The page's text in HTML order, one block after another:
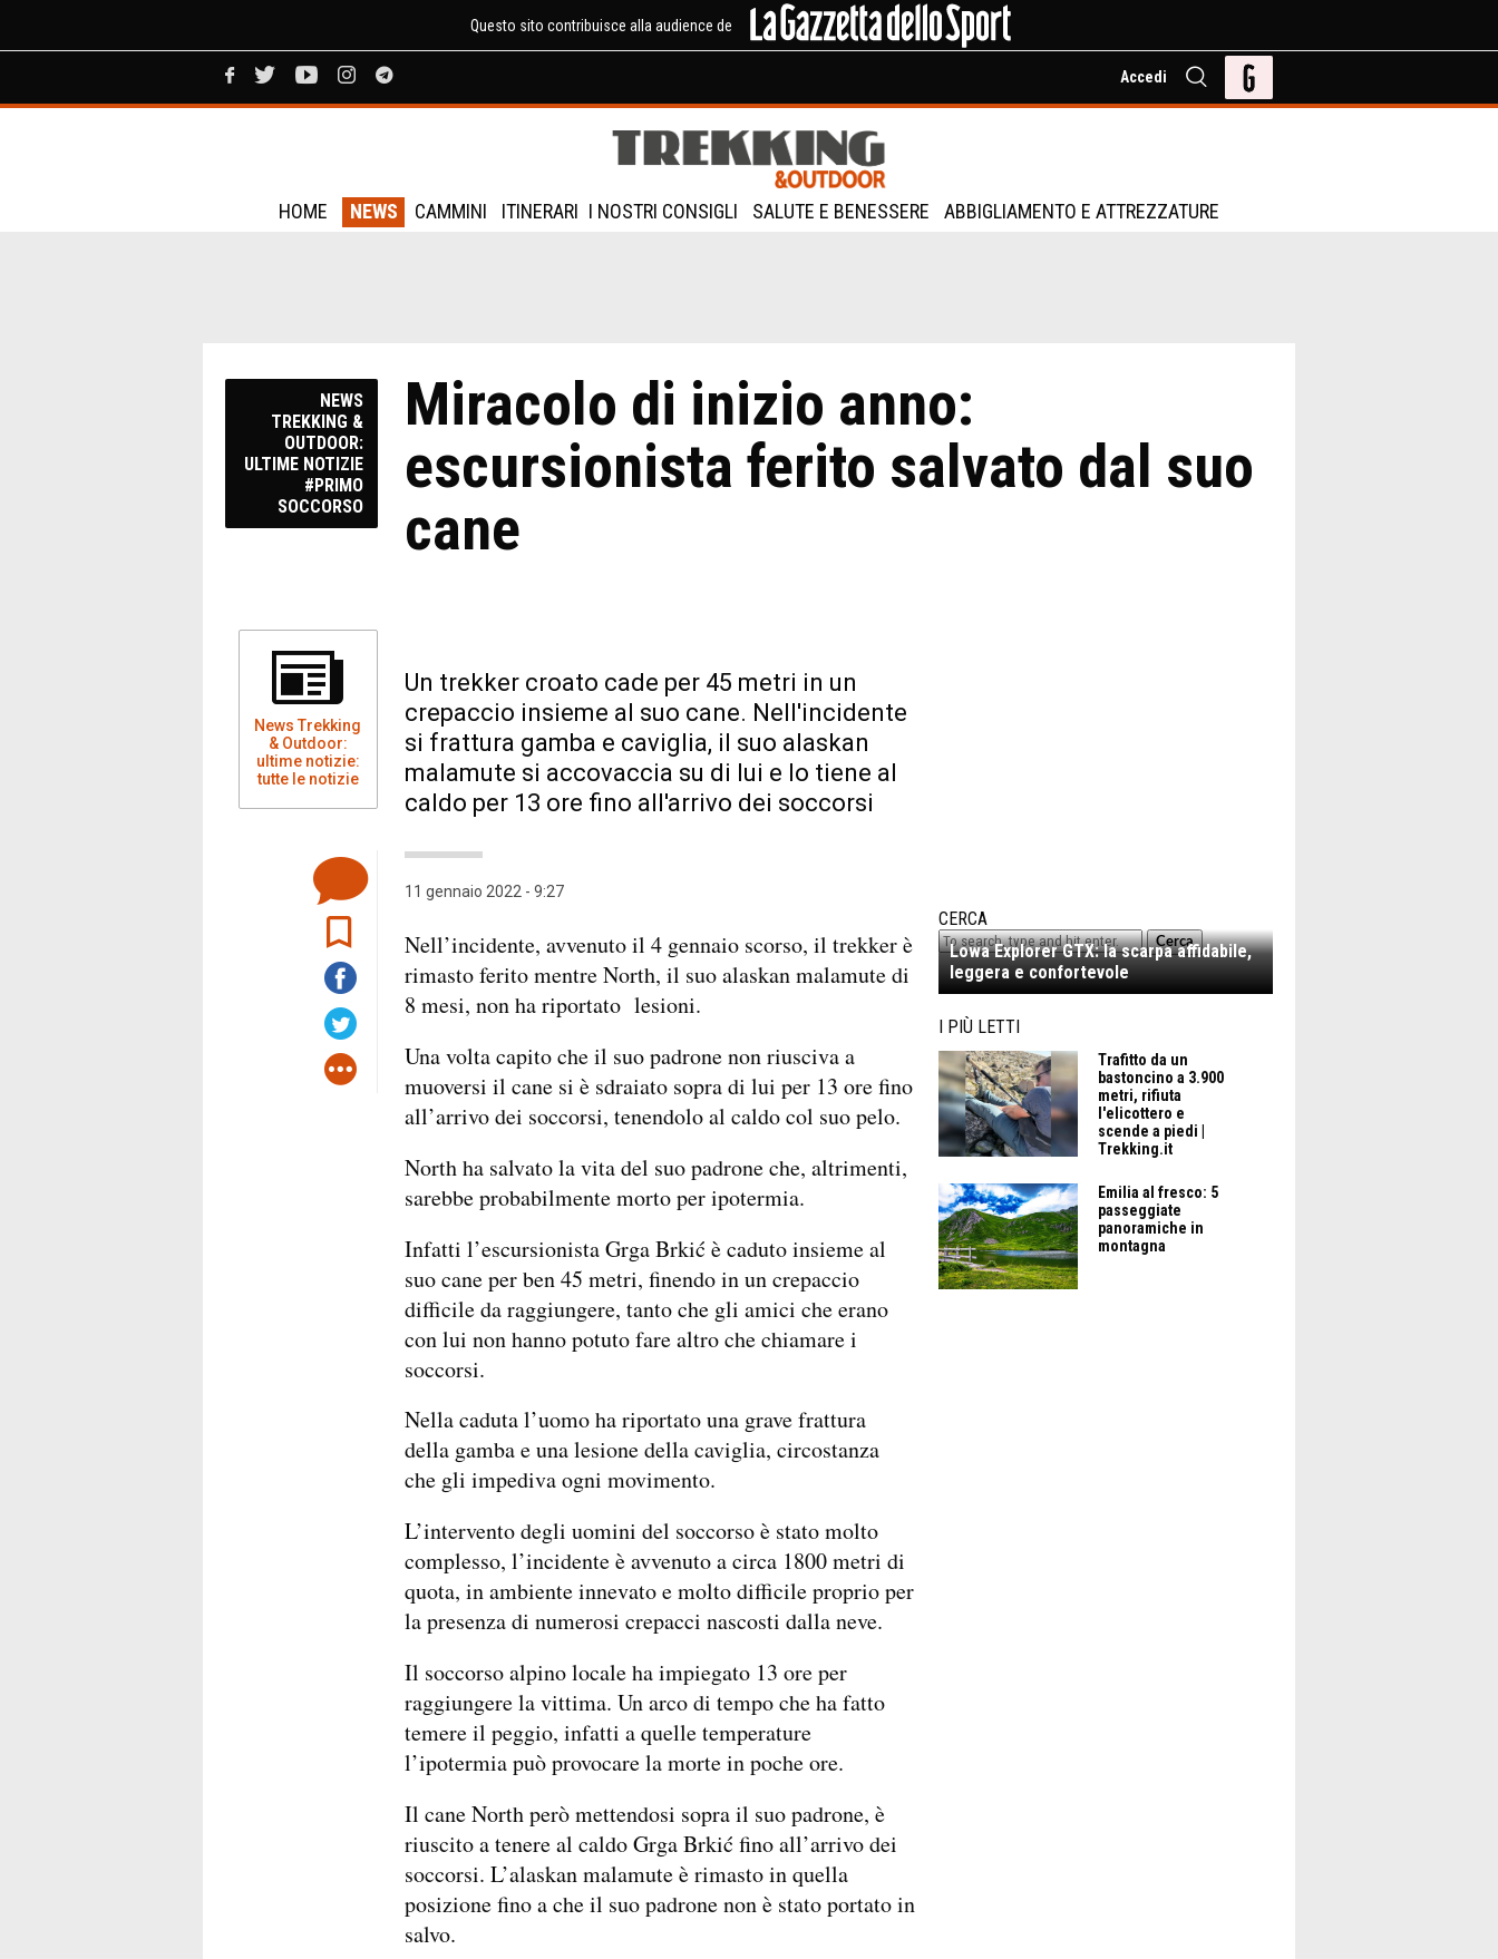
Questo sito contribuisce alla audience de
Accedi
HOME NEWS CAMMINI ITINERARI I NOSTRI CONSIGLI SALUTE E BENESSERE ABBIGLIAMENTO E ATTREZZATURE
NEWS
TREKKING &
OUTDOOR:
ULTIME NOTIZIE
#PRIMO
SOCCORSO
Miracolo di inizio anno:
escursionista ferito salvato dal suo
cane
News Trekking
& Outdoor:
ultime notizie:
tutte le notizie
Un trekker croato cade per 45 metri in un
crepaccio insieme al suo cane. Nell'incidente
si frattura gamba e caviglia, il suo alaskan
malamute si accovaccia su di lui e lo tiene al
caldo per 13 ore fino all'arrivo dei soccorsi
11 gennaio 2022 - 9:27
Nell’incidente, avvenuto il 4 gennaio scorso, il trekker è
rimasto ferito mentre North, il suo alaskan malamute di
8 mesi, non ha riportato lesioni.
Una volta capito che il suo padrone non riusciva a
muoversi il cane si è sdraiato sopra di lui per 13 ore fino
all’arrivo dei soccorsi, tenendolo al caldo col suo pelo.
North ha salvato la vita del suo padrone che, altrimenti,
sarebbe probabilmente morto per ipotermia.
Infatti l’escursionista Grga Brkić è caduto insieme al
suo cane per ben 45 metri, finendo in un crepaccio
difficile da raggiungere, tanto che gli amici che erano
con lui non hanno potuto fare altro che chiamare i
soccorsi.
Nella caduta l’uomo ha riportato una grave frattura
della gamba e una lesione della caviglia, circostanza
che gli impediva ogni movimento.
L’intervento degli uomini del soccorso è stato molto
complesso, l’incidente è avvenuto a circa 1800 metri di
quota, in ambiente innevato e molto difficile proprio per
la presenza di numerosi crepacci nascosti dalla neve.
Il soccorso alpino locale ha impiegato 13 ore per
raggiungere la vittima. Un arco di tempo che ha fatto
temere il peggio, infatti a quelle temperature
l’ipotermia può provocare la morte in poche ore.
Il cane North però mettendosi sopra il suo padrone, è
riuscito a tenere al caldo Grga Brkić fino all’arrivo dei
soccorsi. L’alaskan malamute è rimasto in quella
posizione fino a che il suo padrone non è stato portato in
salvo.
CERCA
Cerca
Lowa Explorer GTX: la scarpa affidabile,
leggera e confortevole
I PIÙ LETTI
Trafitto da un
bastoncino a 3.900
metri, rifiuta
l'elicottero e
scende a piedi |
Trekking.it
Emilia al fresco: 5
passeggiate
panoramiche in
montagna